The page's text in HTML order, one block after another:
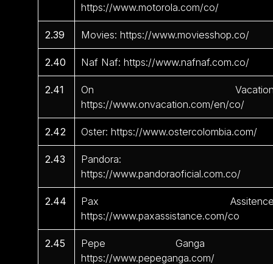
https://www.motorola.com/co/
2.39 Movies: https://www.moviesshop.co/
2.40 Naf Naf: https://www.nafnaf.com.co/
2.41
On
https://www.onvacation.com/en/co/
2.42 Oster: https://www.ostercolombia.com/
2.43
Pandora:
https://www.pandoraoficial.com.co/
2.44
Pax
https://www.paxassistance.com/co
2.45
Pepe Ganga
https://www.pepeganga.com/